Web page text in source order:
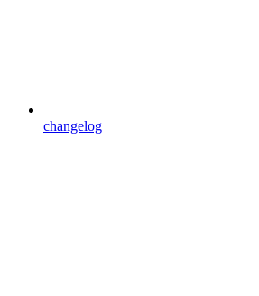
changelog